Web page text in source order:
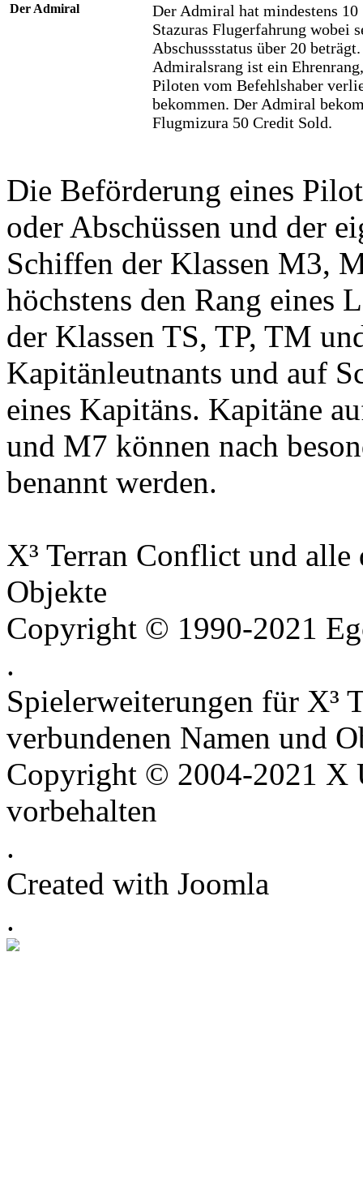
Der Admiral
Der Admiral hat mindestens 10
Stazuras Flugerfahrung wobei
Abschussstatus über 20
Admiralsrang ist ein
Piloten vom Befehlshaber
bekommen. Der Admiral
Flugmizura 50 Credit Sold.
Die Beförderung eines
oder Abschüssen und der
Schiffen der Klassen M3,
höchstens den Rang eines
der Klassen TS, TP, TM
Kapitänleutnants und auf
eines Kapitäns. Kapitäne
und M7 können nach
benannt werden.
X³ Terran Conflict und
Objekte
Copyright © 1990-2021
.
Spielerweiterungen für X³
verbundenen Namen und
Copyright © 2004-2021 X
vorbehalten
.
Created with Joomla
.